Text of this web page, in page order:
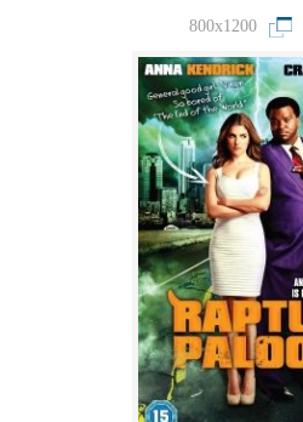
800x1200